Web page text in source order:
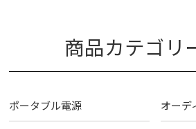
商品カテゴリ
ポータブル電源 オーデ